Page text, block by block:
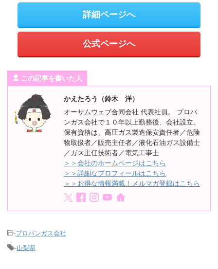
詳細ページへ
公式ページへ
この記事を書いた人
かえたろう（鈴木 洋）
オーサムウェブ合同会社 代表社員。 プロパ
ンガス会社で１０年以上勤務後、会社設立。
保有資格は、高圧ガス製造保安責任者／危険
物取扱者／販売主任者／液化石油ガス設備士
／ガス主任技術者／電気工事士
＞＞会社のホームページはこちら
＞＞詳細なプロフィールはこちら
＞＞お得な情報満載！メルマガ登録はこちら
-プロパンガス会社
-山梨県